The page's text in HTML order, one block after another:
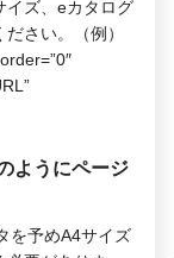
イズ、eカタログ
さい。（例）
ようにページ
を予めA4サイズ